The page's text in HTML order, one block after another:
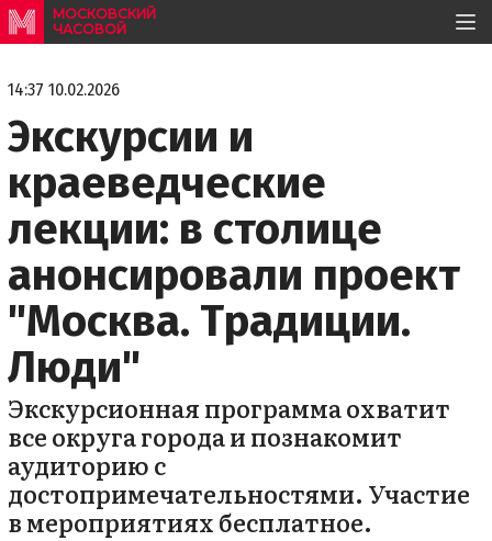
МОСКОВСКИЙ
ЧАСОВОЙ
14:37 10.02.2026
Экскурсии и
краеведческие
лекции: в столице
анонсировали проект
"Москва. Традиции.
Люди"
Экскурсионная программа охватит
все округа города и познакомит
аудиторию с
достопримечательностями. Участие
в мероприятиях бесплатное.